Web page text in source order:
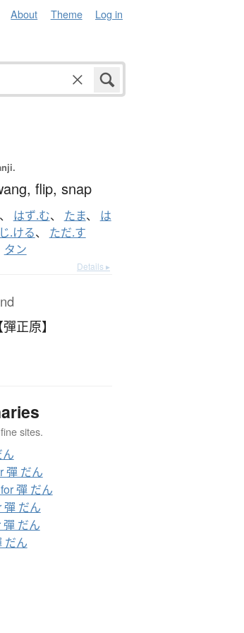
About Theme Log in
flip, snap
、 はず.む、 たま、 は
.ける、 ただ.す
タン
Details ▸
正原】
sites.
彈 だん
彈 だん
彈 だん
だん
だん